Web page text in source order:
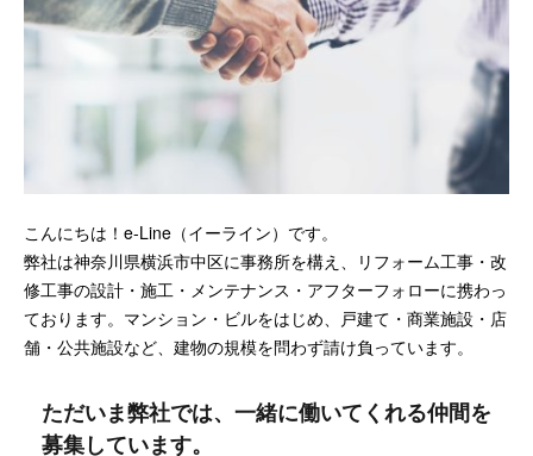
こんにちは！e-Line（イーライン）です。
弊社は神奈川県横浜市中区に事務所を構え、リフォーム工事・改
修工事の設計・施工・メンテナンス・アフターフォローに携わっ
ております。マンション・ビルをはじめ、戸建て・商業施設・店
舗・公共施設など、建物の規模を問わず請け負っています。
ただいま弊社では、一緒に働いてくれる仲間を
募集しています。